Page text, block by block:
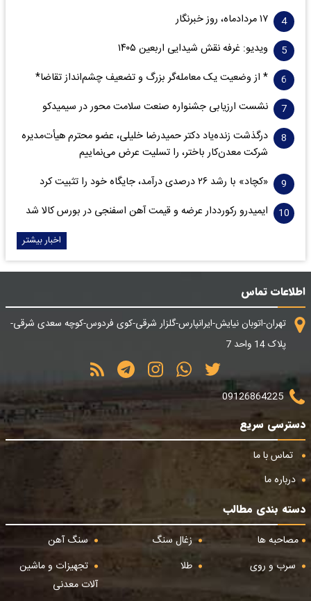
۱۷ مردادماه، روز خبرنگار
ویدیو: غرفه نقش شیدایی اربعین ۱۴۰۵
* از وضعیت یک معامله‌گر بزرگ و تضعیف چشم‌انداز تقاضا*
نشست ارزیابی جشنواره صنعت سلامت‌ محور در سیمیدکو
درگذشت زنده‌یاد دکتر حمیدرضا خلیلی، عضو محترم هیأت‌مدیره
شرکت معدن‌کار باختر، را تسلیت عرض می‌نماییم
«کچاد» با رشد ۲۶ درصدی درآمد، جایگاه خود را تثبیت کرد
ایمیدرو رکورددار عرضه و قیمت آهن اسفنجی در بورس کالا شد
اخبار بیشتر
اطلاعات تماس
تهران-اتوبان نیایش-ایرانپارس-گلزار شرقی-کوی فردوس-کوچه سعدی شرقی-
پلاک 14 واحد 7
09126864225
دسترسی سریع
تماس با ما
درباره ما
دسته بندی مطالب
مصاحبه ها
زغال سنگ
سنگ آهن
سرب و روی
طلا
تجهیزات و ماشین
آلات معدنی